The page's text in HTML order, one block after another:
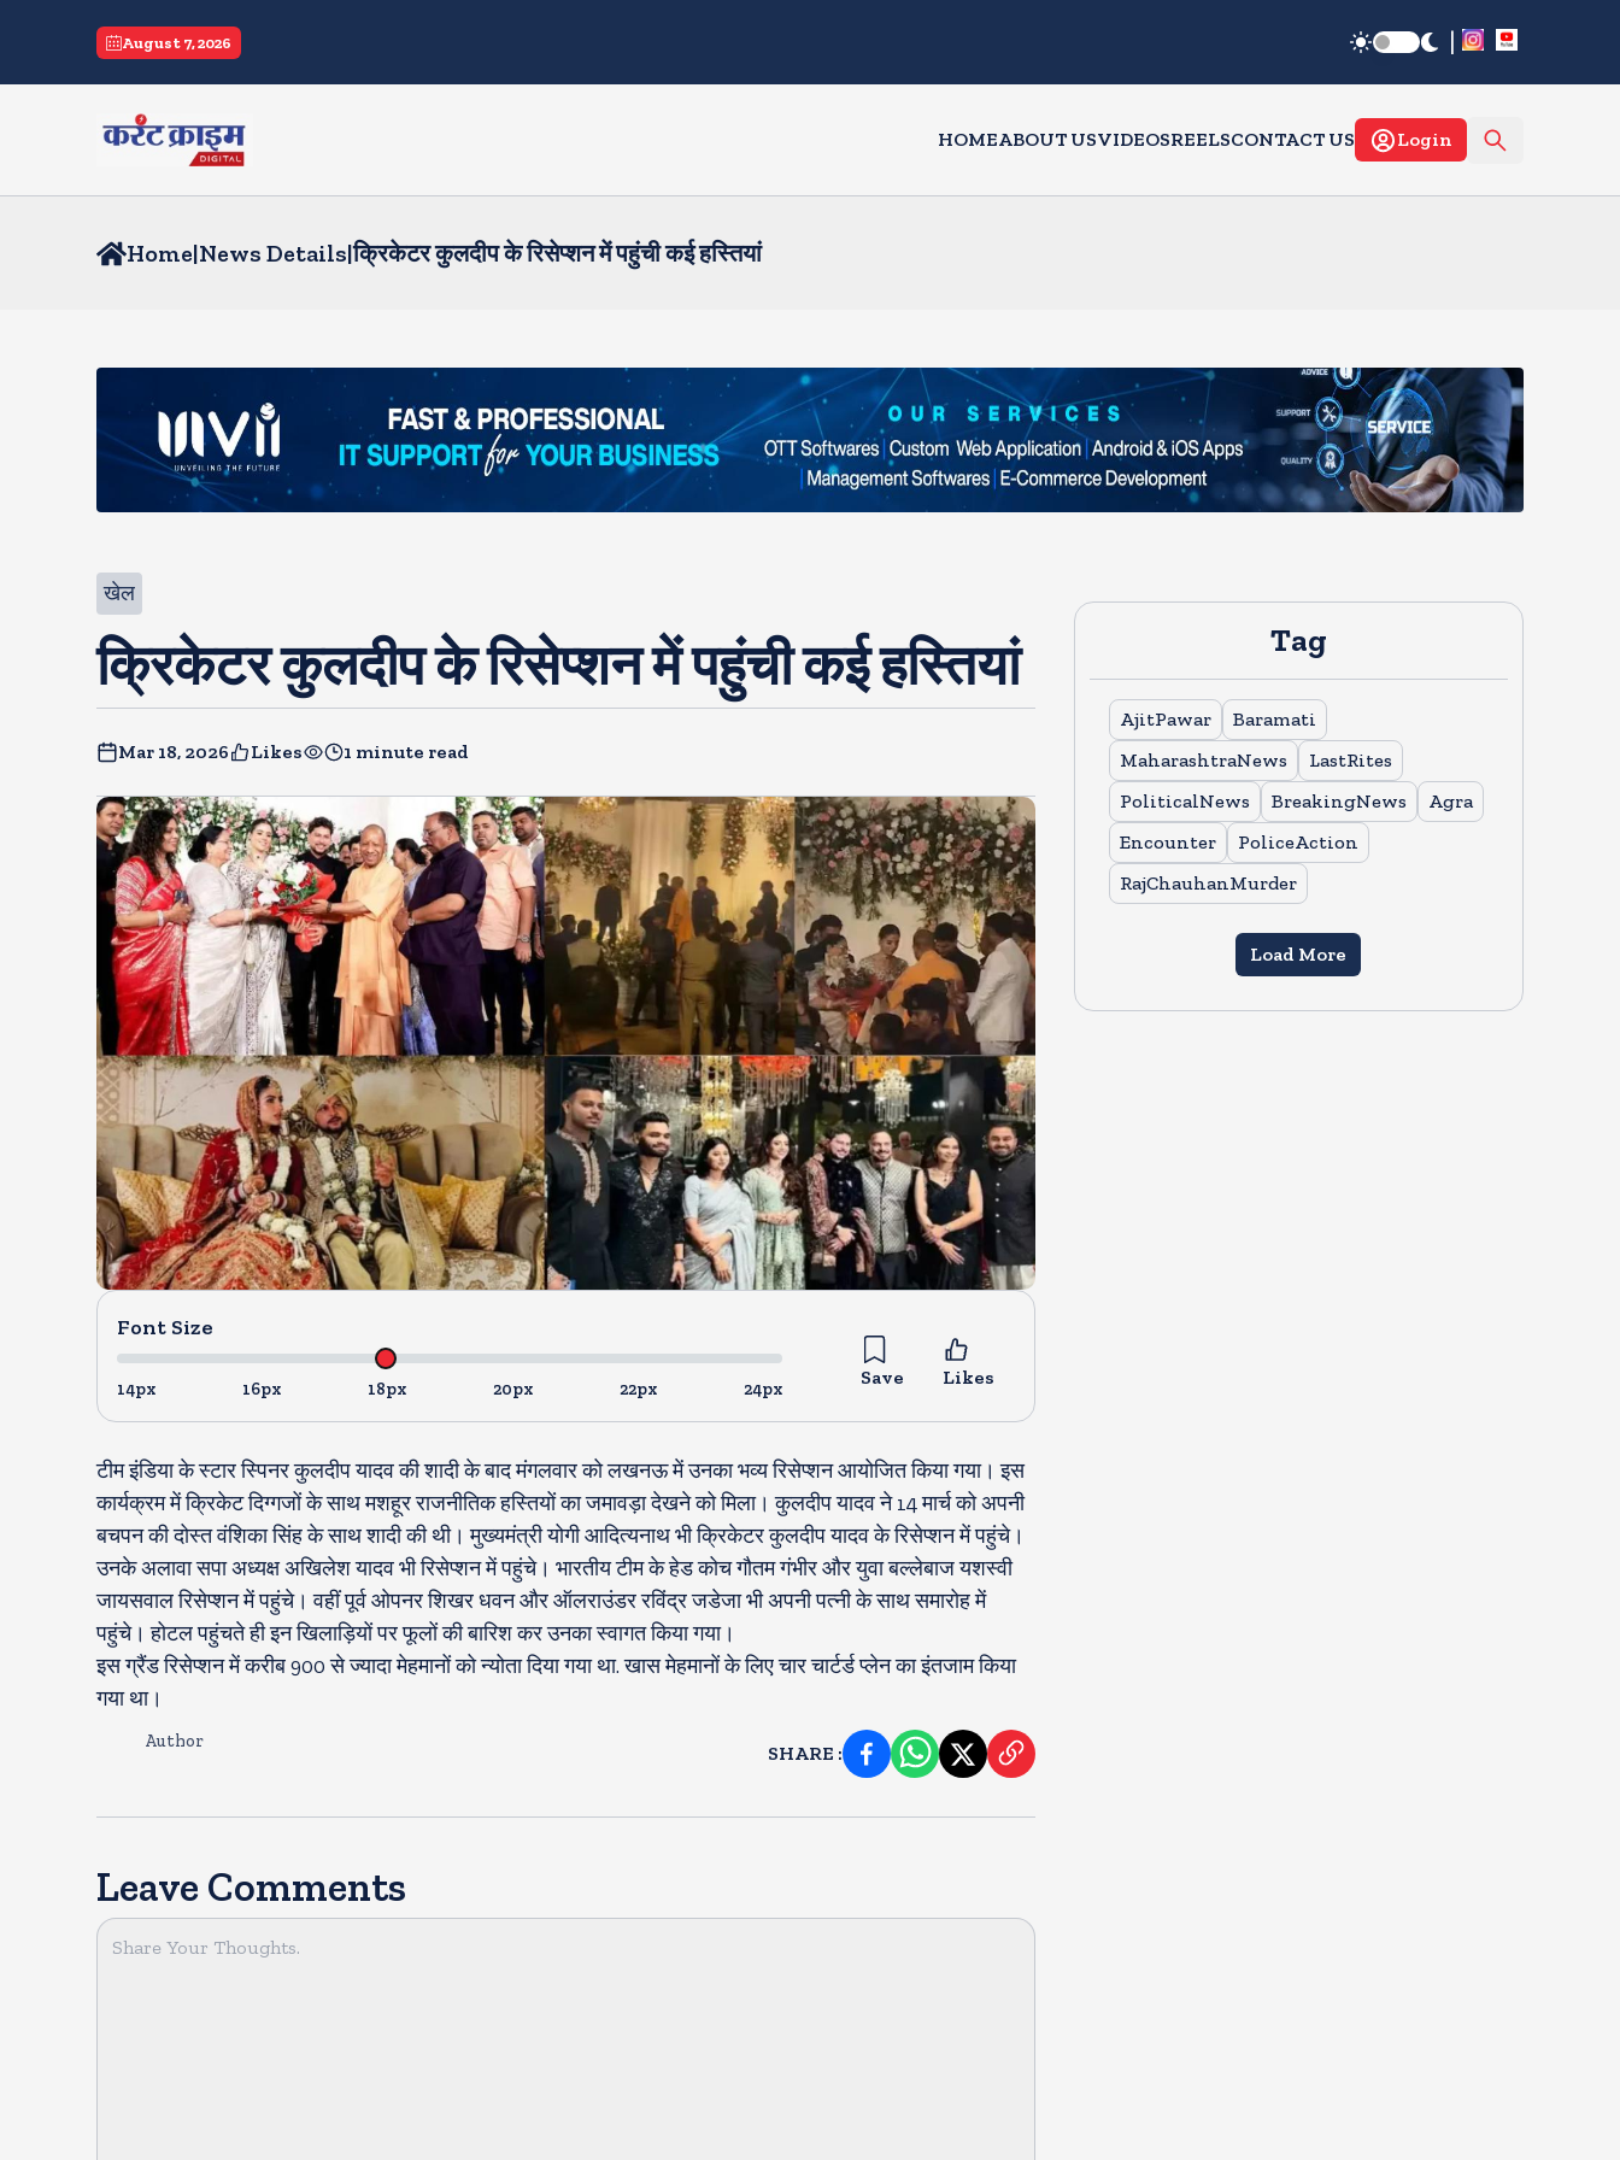
August 7, 2026 |
HOMEABOUT USVIDEOSREELSCONTACT US Login
Home|News Details|क्रिकेटर कुलदीप के रिसेप्शन में पहुंची कई हस्तियां
खेल
क्रिकेटर कुलदीप के रिसेप्शन में पहुंची कई हस्तियां
Mar 18, 2026 Likes 1 minute read
Font Size
14px 16px 18px 20px 22px 24px
Save Likes
टीम इंडिया के स्टार स्पिनर कुलदीप यादव की शादी के बाद मंगलवार को लखनऊ में उनका भव्य रिसेप्शन आयोजित किया गया। इस
कार्यक्रम में क्रिकेट दिग्गजों के साथ मशहूर राजनीतिक हस्तियों का जमावड़ा देखने को मिला। कुलदीप यादव ने 14 मार्च को अपनी
बचपन की दोस्त वंशिका सिंह के साथ शादी की थी। मुख्यमंत्री योगी आदित्यनाथ भी क्रिकेटर कुलदीप यादव के रिसेप्शन में पहुंचे।
उनके अलावा सपा अध्यक्ष अखिलेश यादव भी रिसेप्शन में पहुंचे। भारतीय टीम के हेड कोच गौतम गंभीर और युवा बल्लेबाज यशस्वी
जायसवाल रिसेप्शन में पहुंचे। वहीं पूर्व ओपनर शिखर धवन और ऑलराउंडर रविंद्र जडेजा भी अपनी पत्नी के साथ समारोह में
पहुंचे। होटल पहुंचते ही इन खिलाड़ियों पर फूलों की बारिश कर उनका स्वागत किया गया।
इस ग्रैंड रिसेप्शन में करीब 900 से ज्यादा मेहमानों को न्योता दिया गया था. खास मेहमानों के लिए चार चार्टर्ड प्लेन का इंतजाम किया
गया था।
Author
SHARE :
Leave Comments
Tag
AjitPawar
Baramati
MaharashtraNews
LastRites
PoliticalNews
BreakingNews
Agra
Encounter
PoliceAction
RajChauhanMurder
Load More